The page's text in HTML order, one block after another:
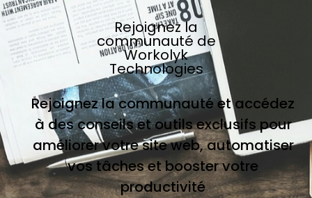
Rejoignez la
communauté de
Workolyk
Technologies
Rejoignez la communauté et accédez
à des conseils et outils exclusifs pour
améliorer votre site web, automatiser
vos tâches et booster votre
productivité